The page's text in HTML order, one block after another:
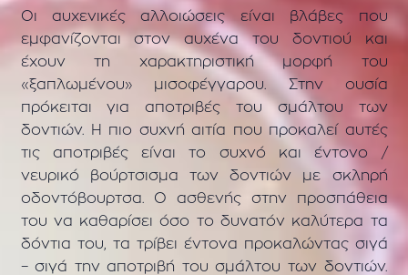
Οι αυχενικές αλλοιώσεις είναι βλάβες που
εμφανίζονται στον αυχένα του δοντιού και
έχουν τη χαρακτηριστική μορφή του
«ξαπλωμένου» μισοφέγγαρου. Στην ουσία
πρόκειται για αποτριβές του σμάλτου των
δοντιών. Η πιο συχνή αιτία που προκαλεί αυτές
τις αποτριβές είναι το συχνό και έντονο /
νευρικό βούρτσισμα των δοντιών με σκληρή
οδοντόβουρτσα. Ο ασθενής στην προσπάθεια
του να καθαρίσει όσο το δυνατόν καλύτερα τα
δόντια του, τα τρίβει έντονα προκαλώντας σιγά
– σιγά την αποτριβή του σμάλτου των δοντιών.